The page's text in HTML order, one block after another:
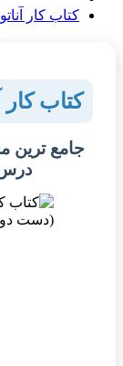
کتاب کار
کتاب
جامع ترین